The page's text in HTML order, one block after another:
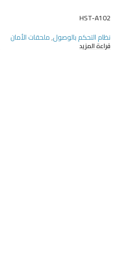
HST-A102
نظام التحكم بالوصول,ملحقات الأمان
قراءة المزيد